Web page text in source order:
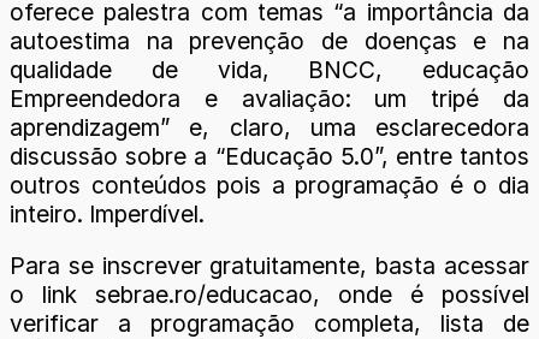
oferece palestra com temas “a importância da
autoestima na prevenção de doenças e na
qualidade de vida, BNCC, educação
Empreendedora e avaliação: um tripé da
aprendizagem” e, claro, uma esclarecedora
discussão sobre a “Educação 5.0”, entre tantos
outros conteúdos pois a programação é o dia
inteiro. Imperdível.
Para se inscrever gratuitamente, basta acessar
o link sebrae.ro/educacao, onde é possível
verificar a programação completa, lista de